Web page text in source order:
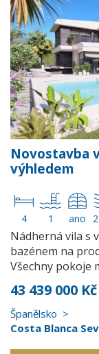
Novostavba
výhledem
4 1 ano
Nádherná vila s
bazénem na
Všechny pokoje
43 439 000 Kč
Španělsko
Costa Blanca